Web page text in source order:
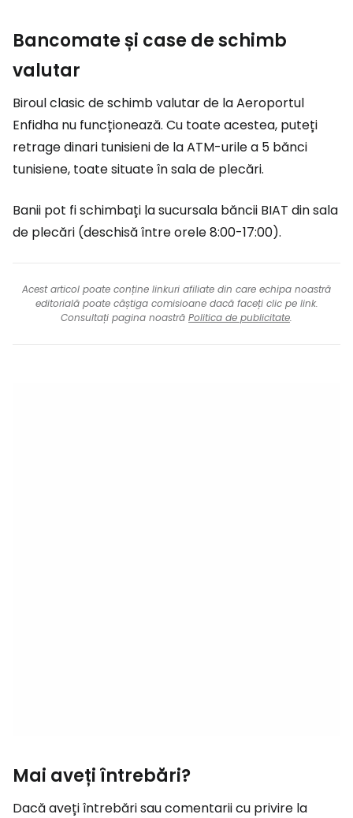
Bancomate și case de schimb
valutar
Biroul clasic de schimb valutar de la Aeroportul
Enfidha nu funcționează. Cu toate acestea, puteți
retrage dinari tunisieni de la ATM-urile a 5 bănci
tunisiene, toate situate în sala de plecări.
Banii pot fi schimbați la sucursala băncii BIAT din sala
de plecări (deschisă între orele 8:00-17:00).
Acest articol poate conține linkuri afiliate din care echipa noastră
editorială poate câștiga comisioane dacă faceți clic pe link.
Consultați pagina noastră Politica de publicitate.
Mai aveți întrebări?
Dacă aveți întrebări sau comentarii cu privire la